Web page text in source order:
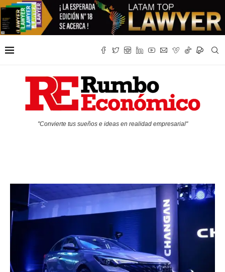
"Convierte tus sueños e ideas en realidad empresarial"